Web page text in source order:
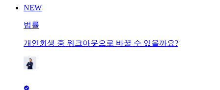
NEW
법률
개인회생 중 워크아웃으로 바꿀 수 있을까요?